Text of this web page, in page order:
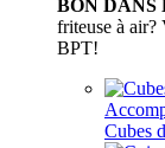
BON DANS
friteuse à air?
BPT!
Cubes